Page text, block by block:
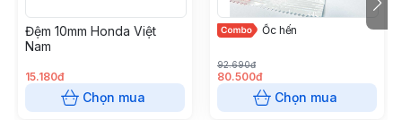
Đệm 10mm Honda Việt
Nam
15.180đ
Chọn mua
Ốc hến
92.690đ
80.500đ
Chọn mua